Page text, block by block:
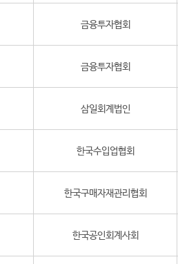
금융투자협회
금융투자협회
삼일회계법인
한국수입업협회
한국구매자재관리협회
한국공인회계사회